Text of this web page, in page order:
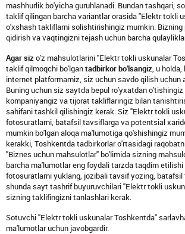
mashhurlik bo'yicha guruhlanadi. Bundan tashqari,
taklif qilingan barcha variantlar orasida "Elektr tokli
o'xshash takliflarni solishtirishingiz mumkin.
qidirish va vaqtingizni tejash uchun barcha
Agar siz o'z mahsulotlarini "Elektr tokli uskunalar
taklif qilmoqchi bo'lgan tadbirkor bo'lsangiz, u holda,
internet platformamiz, siz uchun savdo qilish uchun
Buning uchun siz saytda bepul ro'yxatdan o'tishingiz
kompaniyangiz va tijorat takliflaringiz bilan
sahifani tashkil qilishingiz kerak. Siz "Elektr tokli
fotosuratlarni, batafsil tavsiflarga va potentsial
mumkin bo'lgan aloqa ma'lumotiga qo'shishingiz
kerakki, Toshkentda tadbirkorlar o'rtasidagi
"Biznes uchun mahsulotlar" bo'limida sizning
barcha ma'lumotlar eng foydali tarzda taqdim etilishi
fotosuratlarni yuklang, jozibali tavsif yozing,
shunda sayt tashrif buyuruvchilari "Elektr tokli
sizning taklifingizni tanlashlari kerak.
Sotuvchi "Elektr tokli uskunalar Toshkentda"
ma'lumotlar uchun javobgardir.